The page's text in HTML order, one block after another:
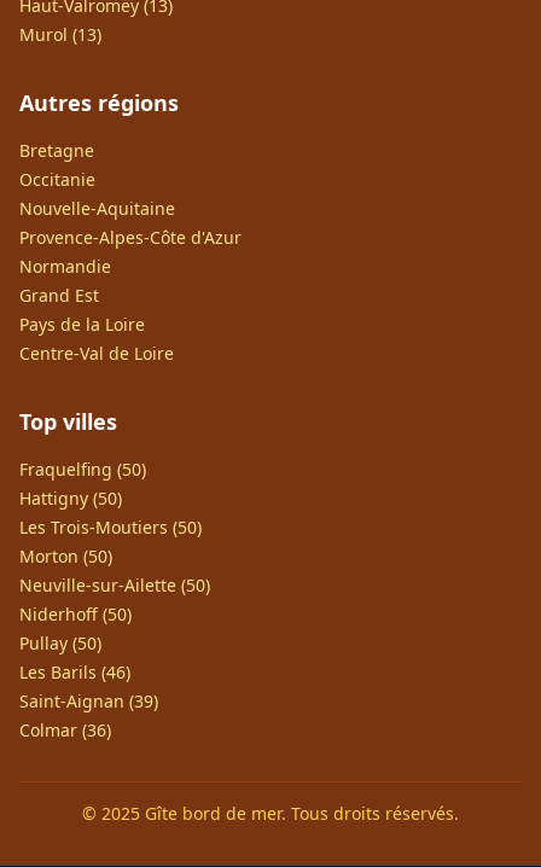
Haut-Valromey (13)
Murol (13)
Autres régions
Bretagne
Occitanie
Nouvelle-Aquitaine
Provence-Alpes-Côte d'Azur
Normandie
Grand Est
Pays de la Loire
Centre-Val de Loire
Top villes
Fraquelfing (50)
Hattigny (50)
Les Trois-Moutiers (50)
Morton (50)
Neuville-sur-Ailette (50)
Niderhoff (50)
Pullay (50)
Les Barils (46)
Saint-Aignan (39)
Colmar (36)
© 2025 Gîte bord de mer. Tous droits réservés.